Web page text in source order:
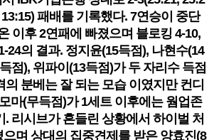
패배를 기록했다. 7연승이 중단
이후 2연패에 빠졌으며 블로킹 4-10,
24의 결과. 정지윤(15득점), 나현수(14
점), 위파이(13득점)가 두 자리수 득점
의 분베는 잘 되는 모습 이였지만 컨디
마(무득점)가 1세트 이후에는 웜업존
. 리시브가 흔들린 상황에서 하이벌 처
며 상대의 집중견제를 받은 양효진(8